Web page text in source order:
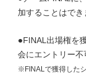
加することはでき
●FINAL出場権を
会にエントリー不
※FINALで獲得した